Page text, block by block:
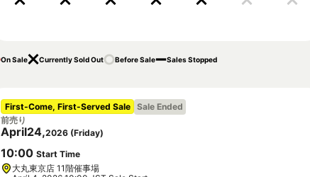
On Sale Currently Sold Out Before Sale Sales Stopped
First-Come, First-Served Sale Sale Ended
前売り
April24,2026 (Friday)
10:00 Start Time
大丸東京店 11階催事場